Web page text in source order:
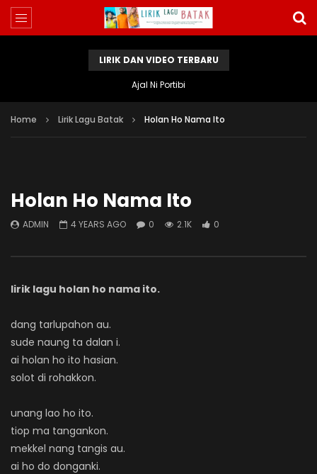
LIRIK DAN VIDEO TERBARU
Ajal Ni Portibi
Home Lirik Lagu Batak Holan Ho Nama Ito
Holan Ho Nama Ito
ADMIN 4 YEARS AGO 0 2.1K 0
lirik lagu holan ho nama ito.
dang tarlupahon au.
sude naung ta dalan i.
ai holan ho ito hasian.
solot di rohakkon.
unang lao ho ito.
tiop ma tangankon.
mekkel nang tangis au.
ai ho do donganki.